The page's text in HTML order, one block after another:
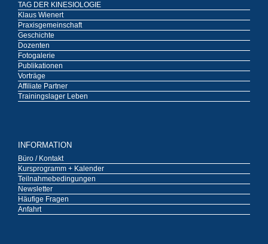
TAG DER KINESIOLOGIE
Klaus Wienert
Praxisgemeinschaft
Geschichte
Dozenten
Fotogalerie
Publikationen
Vorträge
Affiliate Partner
Trainingslager Leben
INFORMATION
Büro / Kontakt
Kursprogramm + Kalender
Teilnahmebedingungen
Newsletter
Häufige Fragen
Anfahrt